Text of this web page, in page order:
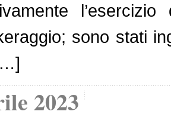
sono stati
2023